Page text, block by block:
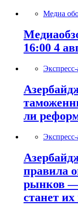
Медиа
16:00 4
ли
правила
рынков
станет